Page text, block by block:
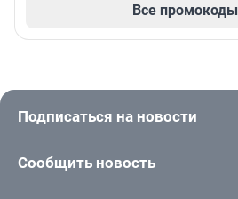
Все промокоды
Подписаться на новости
Сообщить новость